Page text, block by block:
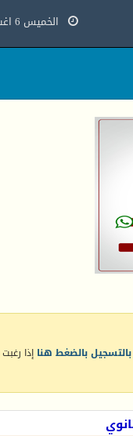
الخميس 6 اغسطس 2026 م - 20 صفر 1448هـ
بالتسجيل بالضغط هنا إذا